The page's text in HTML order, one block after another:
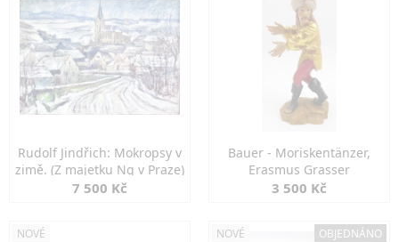
Rudolf Jindřich: Mokropsy v
zimě. (Z majetku Ng v Praze)
7 500 Kč
Bauer - Moriskentänzer,
Erasmus Grasser
3 500 Kč
NOVÉ NOVÉ OBJEDNÁNO